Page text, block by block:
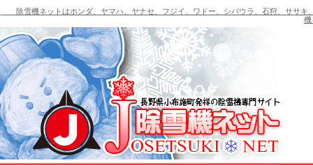
除雪機ネットはホンダ、ヤマハ、ヤナセ、フジイ、ワドー、シバウラ、石狩、ササキ
機